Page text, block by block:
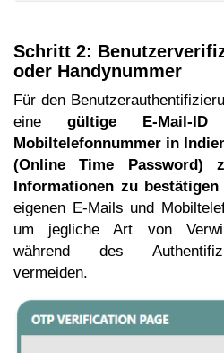
Schritt 2:
oder Handynummer
Für den
einegültige E-Mail-
Mobiltelefonnummer in
(Online Time Password)
Informationen zu bestätigen
eigenen E-Mails und
um jegliche Art von
während des
vermeiden.